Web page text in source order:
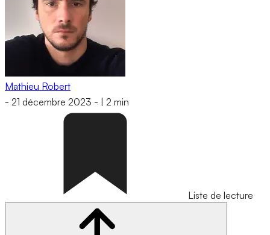
Mathieu Robert
- 21 décembre 2023 - 2 min
Liste de lecture